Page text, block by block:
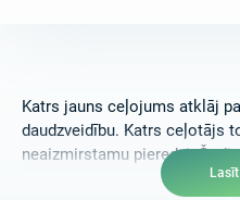
Katrs jauns ceļojums atklāj
daudzveidību. Katrs ceļotājs
neaizmirstamu pieredzi.
kļuvis daudz vienkāršāk.